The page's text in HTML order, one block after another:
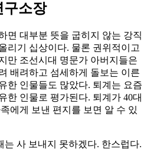
구소장
면 대부분 뜻을 굽히지 않는 강직
리기 십상이다. 물론 권위적이고
만 조선시대 명문가 아버지들은
배려하고 섬세하게 돌보는 이른
한 인물들도 많았다. 퇴계는 요즘
한 인물로 평가된다. 퇴계가 40대
에게 보낸 편지를 보면 알 수 있
는 사 보내지 못하겠다. 한스럽다.